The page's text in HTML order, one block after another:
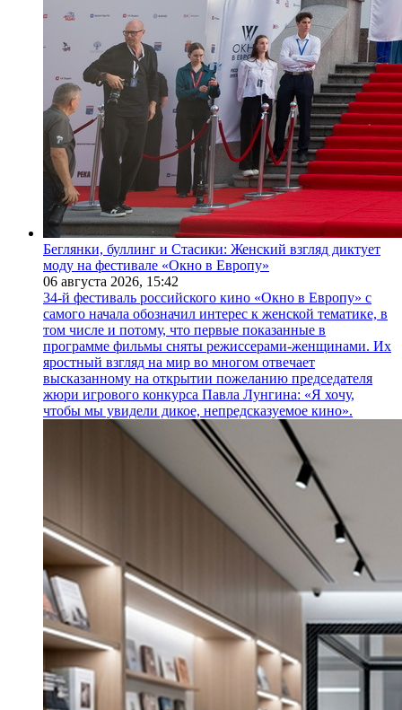
Беглянки, буллинг и Стасики: Женский взгляд диктует
моду на фестивале «Окно в Европу»
06 августа 2026, 15:42
34-й фестиваль российского кино «Окно в Европу» с
самого начала обозначил интерес к женской тематике, в
том числе и потому, что первые показанные в
программе фильмы сняты режиссерами-женщинами. Их
яростный взгляд на мир во многом отвечает
высказанному на открытии пожеланию председателя
жюри игрового конкурса Павла Лунгина: «Я хочу,
чтобы мы увидели дикое, непредсказуемое кино».